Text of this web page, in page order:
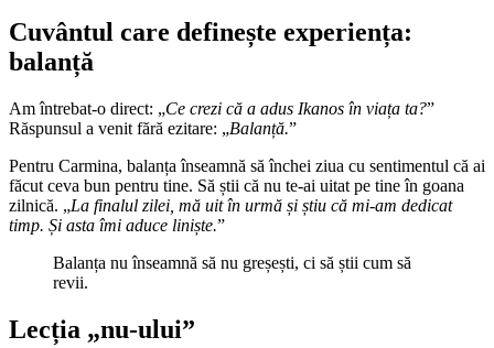
Cuvântul care definește experiența:
balanță
Am întrebat-o direct: „Ce crezi că a adus Ikanos în viața ta?”
Răspunsul a venit fără ezitare: „Balanță.”
Pentru Carmina, balanța înseamnă să închei ziua cu sentimentul că ai
făcut ceva bun pentru tine. Să știi că nu te-ai uitat pe tine în goana
zilnică. „La finalul zilei, mă uit în urmă și știu că mi-am dedicat
timp. Și asta îmi aduce liniște.”
Balanța nu înseamnă să nu greșești, ci să știi cum să
revii.
Lecția „nu-ului”